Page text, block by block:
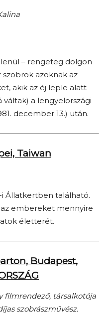
– rengeteg dolgon
azoknak az
akik az éj leple alatt
a lengyelországi
december 13.) után.
Taiwan
Állatkertben található.
embereket mennyire
életterét.
Budapest,
filmrendező, társalkotója
szobrászművész.